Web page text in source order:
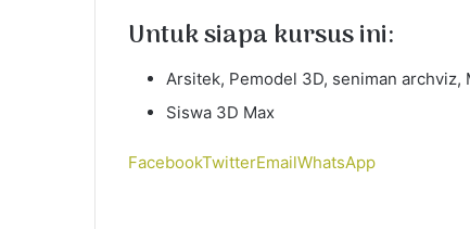
Untuk siapa kursus ini:
Arsitek, Pemodel 3D, seniman archviz,
Siswa 3D Max
FacebookTwitterEmailWhatsApp